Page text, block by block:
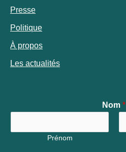
Presse
Politique
À propos
Les actualités
Nom *
Prénom